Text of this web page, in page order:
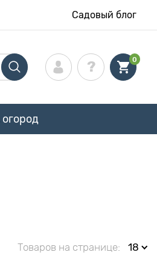
Садовый блог
0
Товаров на странице: 18